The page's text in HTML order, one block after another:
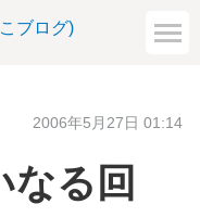
ブログ)
2006年5月27日 01:14
なる回